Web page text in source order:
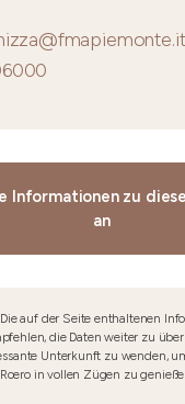
Informationen zu
an
Die auf der Seite enthaltenen
die Daten weiter zu
Unterkunft zu wenden,
in vollen Zügen zu